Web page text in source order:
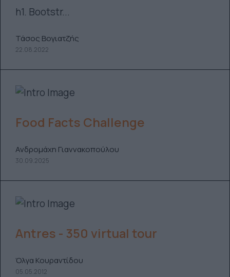
h1. Bootstr...
Τάσος Βογιατζής
22.08.2022
Food Facts Challenge
Ανδρομάχη Γιαννακοπούλου
30.09.2025
Antres - 350 virtual tour
Όλγα Κουραντίδου
05.05.2012